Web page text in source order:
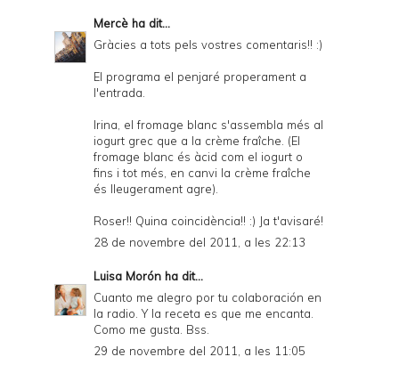
Mercè ha dit...
Gràcies a tots pels vostres comentaris!! :)
El programa el penjaré properament a
l'entrada.
Irina, el fromage blanc s'assembla més al
iogurt grec que a la crème fraîche. (El
fromage blanc és àcid com el iogurt o
fins i tot més, en canvi la crème fraîche
és lleugerament agre).
Roser!! Quina coincidència!! :) Ja t'avisaré!
28 de novembre del 2011, a les 22:13
Luisa Morón ha dit...
Cuanto me alegro por tu colaboración en
la radio. Y la receta es que me encanta.
Como me gusta. Bss.
29 de novembre del 2011, a les 11:05